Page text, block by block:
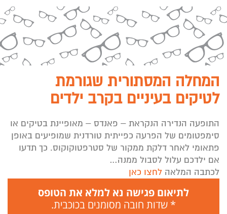
המחלה המסתורית שגורמת
לטיקים בעיניים בקרב ילדים
התופעה הנדירה הנקראת – פאנדס – מאופיינת בטיקים או
סימפטומים של הפרעה כפייתית טורדנית שמופיעים באופן
פתאומי לאחר דלקת ממקור של סטרפטוקוקוס. כך תדעו
אם ילדכם עלול לסבול ממנה…
לכתבה המלאה לחצו כאן
לתיאום פגישה נא למלא את הטופס
* שדות חובה מסומנים בכוכבית.